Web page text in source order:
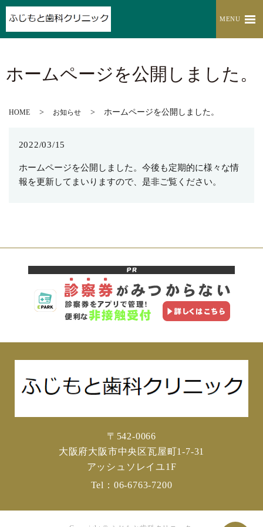
MENU
ホームページを公開しました。
HOME お知らせ ホームページを公開しました。
2022/03/15
ホームページを公開しました。今後も定期的に様々な情
報を更新してまいりますので、是非ご覧ください。
〒542-0066
大阪府大阪市中央区瓦屋町1-7-31
アッシュソレイユ1F
Tel： 06-6763-7200